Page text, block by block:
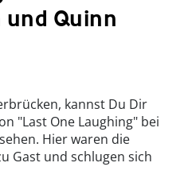
und Quinn
kannst Du Dir
"Last One Laughing" bei
Hier waren die
Gast und schlugen sich